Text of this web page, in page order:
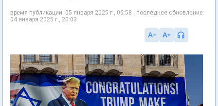
время публикации: 05 января 2025 г., 06:58 | последнее обновление:
04 января 2025 г., 20:03